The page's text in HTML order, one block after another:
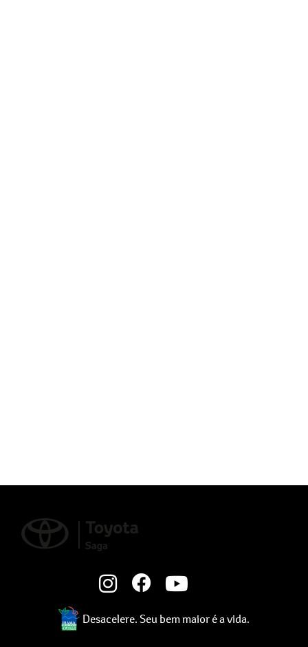
Desacelere. Seu bem maior é a vida.